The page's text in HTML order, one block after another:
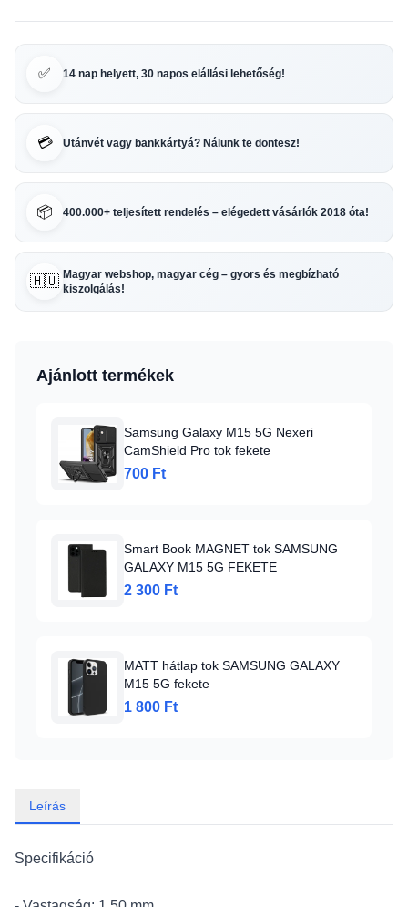
✅ 14 nap helyett, 30 napos elállási lehetőség!
💳 Utánvét vagy bankkártyá? Nálunk te döntesz!
📦 400.000+ teljesített rendelés – elégedett vásárlók 2018 óta!
🇭🇺 Magyar webshop, magyar cég – gyors és megbízható
kiszolgálás!
Ajánlott termékek
Samsung Galaxy M15 5G Nexeri
CamShield Pro tok fekete
700 Ft
Smart Book MAGNET tok SAMSUNG
GALAXY M15 5G FEKETE
2 300 Ft
MATT hátlap tok SAMSUNG GALAXY
M15 5G fekete
1 800 Ft
Leírás
Specifikáció